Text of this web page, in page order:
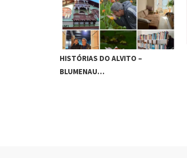
HISTÓRIAS DO ALVITO –
BLUMENAU…